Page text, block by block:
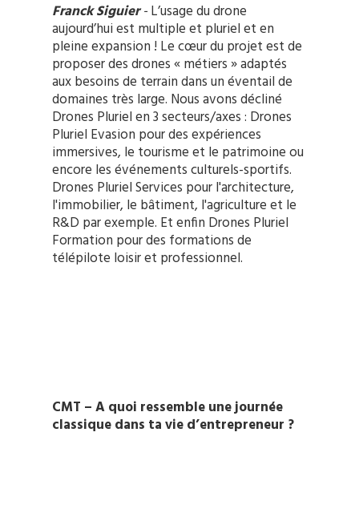
Franck Siguier-L’usage du drone
aujourd’hui est multiple et pluriel et en
pleine expansion ! Le cœur du projet est de
proposer des drones « métiers » adaptés
aux besoins de terrain dans un éventail de
domaines très large. Nous avons décliné
Drones Pluriel en 3 secteurs/axes : Drones
Pluriel Evasion pour des expériences
immersives, le tourisme et le patrimoine ou
encore les événements culturels-sportifs.
Drones Pluriel Services pour l'architecture,
l'immobilier, le bâtiment, l'agriculture et le
R&D par exemple. Et enfin Drones Pluriel
Formation pour des formations de
télépilote loisir et professionnel.
CMT – A quoi ressemble une journée
classique dans ta vie d’entrepreneur ?